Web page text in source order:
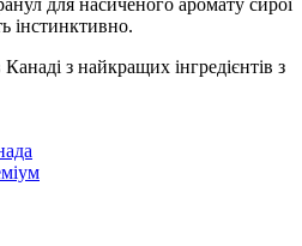
інстинктивно.
з найкращих інгредієнтів з